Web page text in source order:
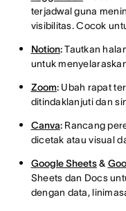
terjadwal guna
visibilitas. Cocok
Notion:Tautkan
untuk
Zoom: Ubah rapat
ditindaklanjuti dan
Canva: Rancang
dicetak atau visual
Google Sheets&
Sheets dan Docs
dengan data,